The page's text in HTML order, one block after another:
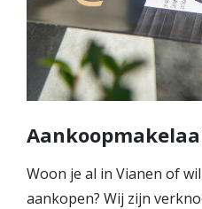
Woon je al in Vianen of
aankopen? Wij zijn